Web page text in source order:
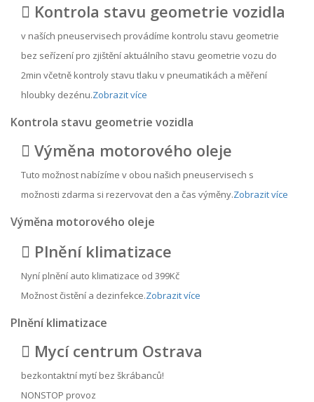
Kontrola stavu geometrie vozidla
v naších pneuservisech provádíme kontrolu stavu geometrie
bez seřízení pro zjištění aktuálního stavu geometrie vozu do
2min včetně kontroly stavu tlaku v pneumatikách a měření
hloubky dezénu.Zobrazit více
Kontrola stavu geometrie vozidla
Výměna motorového oleje
Tuto možnost nabízíme v obou našich pneuservisech s
možnosti zdarma si rezervovat den a čas výměny.Zobrazit více
Výměna motorového oleje
Plnění klimatizace
Nyní plnění auto klimatizace od 399Kč
Možnost čistění a dezinfekce.Zobrazit více
Plnění klimatizace
Mycí centrum Ostrava
bezkontaktní mytí bez škrábanců!
NONSTOP provoz